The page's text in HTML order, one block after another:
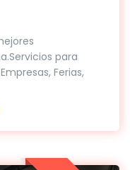
para
Ferias,